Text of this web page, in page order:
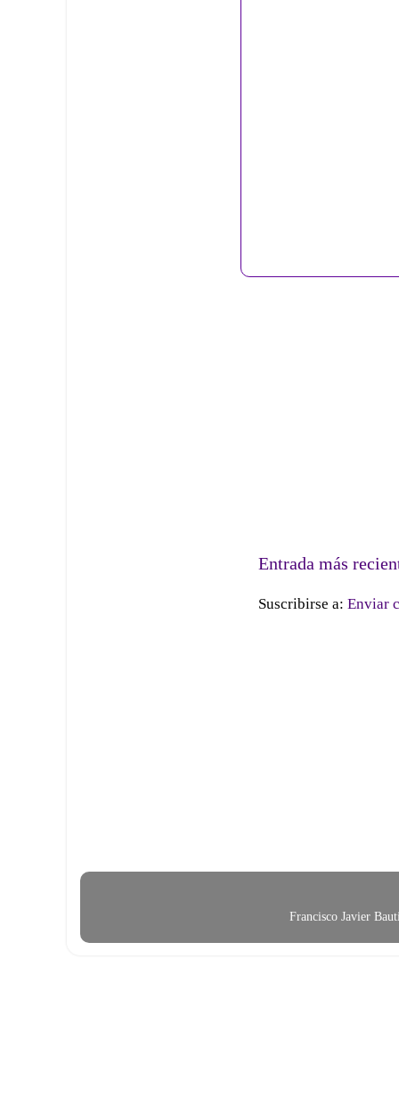
Entrada más
Suscribirse a: Enviar
Francisco Javier